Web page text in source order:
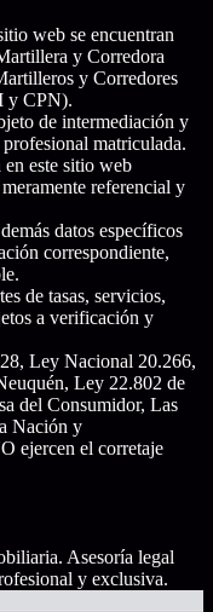
web se encuentran
y Corredora
y Corredores
y CPN).
de intermediación y
matriculada.
este sitio web
referencial y
datos específicos
correspondiente,
de tasas, servicios,
a verificación y
Ley Nacional 20.266,
Ley 22.802 de
del Consumidor, Las
Nación y
ejercen el corretaje
Asesoría legal
y exclusiva.